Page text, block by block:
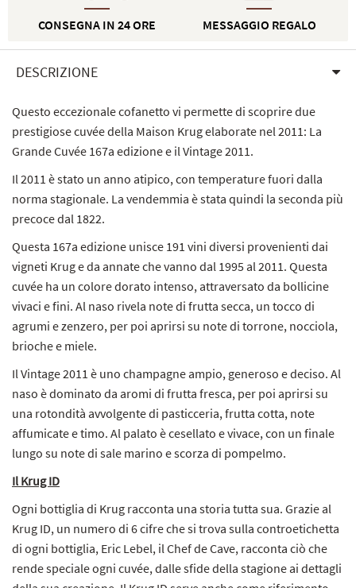
CONSEGNA IN 24 ORE MESSAGGIO REGALO
DESCRIZIONE
Questo eccezionale cofanetto vi permette di scoprire due
prestigiose cuvée della Maison Krug elaborate nel 2011: La
Grande Cuvée 167a edizione e il Vintage 2011.
Il 2011 è stato un anno atipico, con temperature fuori dalla
norma stagionale. La vendemmia è stata quindi la seconda più
precoce dal 1822.
Questa 167a edizione unisce 191 vini diversi provenienti dai
vigneti Krug e da annate che vanno dal 1995 al 2011. Questa
cuvée ha un colore dorato intenso, attraversato da bollicine
vivaci e fini. Al naso rivela note di frutta secca, un tocco di
agrumi e zenzero, per poi aprirsi su note di torrone, nocciola,
brioche e miele.
Il Vintage 2011 è uno champagne ampio, generoso e deciso. Al
naso è dominato da aromi di frutta fresca, per poi aprirsi su
una rotondità avvolgente di pasticceria, frutta cotta, note
affumicate e timo. Al palato è cesellato e vivace, con un finale
lungo su note di sale marino e scorza di pompelmo.
Il Krug ID
Ogni bottiglia di Krug racconta una storia tutta sua. Grazie al
Krug ID, un numero di 6 cifre che si trova sulla controetichetta
di ogni bottiglia, Eric Lebel, il Chef de Cave, racconta ciò che
rende speciale ogni cuvée, dalle sfide della stagione ai dettagli